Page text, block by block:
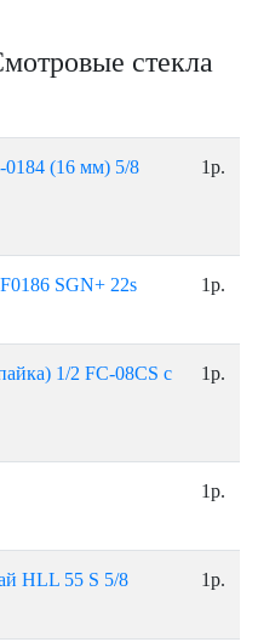
стекла
0184 (16 мм) 5/8
1р.
SGN+ 22s 1р.
1/2 FC-08CS с
1р.
1р.
НLL 55 S 5/8 1р.